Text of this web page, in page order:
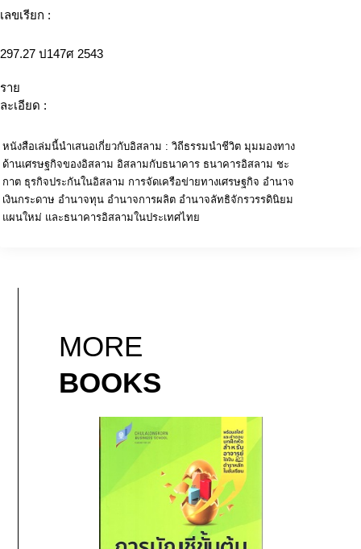
เลขเรียก :
297.27 ป147ศ 2543
ราย
ละเอียด :
หนังสือเล่มนี้นำเสนอเกี่ยวกับอิสลาม : วิถีธรรมนำชีวิต มุมมองทาง
ด้านเศรษฐกิจของอิสลาม อิสลามกับธนาคาร ธนาคารอิสลาม ชะ
กาต ธุรกิจประกันในอิสลาม การจัดเครือข่ายทางเศรษฐกิจ อำนาจ
เงินกระดาษ อำนาจทุน อำนาจการผลิต อำนาจลัทธิจักรวรรดินิยม
แผนใหม่ และธนาคารอิสลามในประเทศไทย
MORE
BOOKS